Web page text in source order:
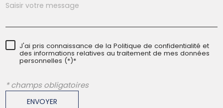
J'ai pris connaissance de la Politique de confidentialité et
des informations relatives au traitement de mes données
personnelles (*)*
* champs obligatoires
ENVOYER